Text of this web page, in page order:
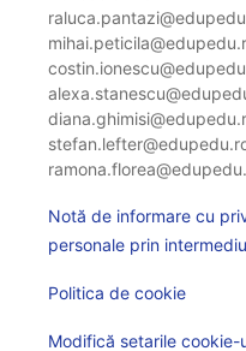
Notă de informare cu
personale prin
Politica de cookie
Modifică setarile cookie-